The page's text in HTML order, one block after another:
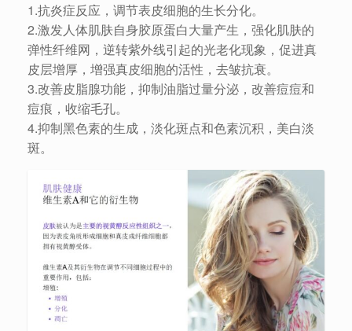
1.抗炎症反应，调节表皮细胞的生长分化。
2.激发人体肌肤自身胶原蛋白大量产生，强化肌肤的
弹性纤维网，逆转紫外线引起的光老化现象，促进真
皮层增厚，增强真皮细胞的活性，去皱抗衰。
3.改善皮脂腺功能，抑制油脂过量分泌，改善痘痘和
痘痕，收缩毛孔。
4.抑制黑色素的生成，淡化斑点和色素沉积，美白淡
斑。